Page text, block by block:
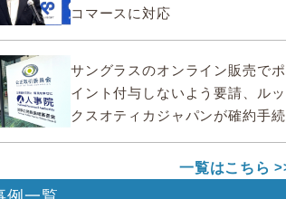
コマースに対応
サングラスのオンライン販売でポ
イント付与しないよう要請、ルッ
クスオティカジャパンが確約手続
一覧はこちら